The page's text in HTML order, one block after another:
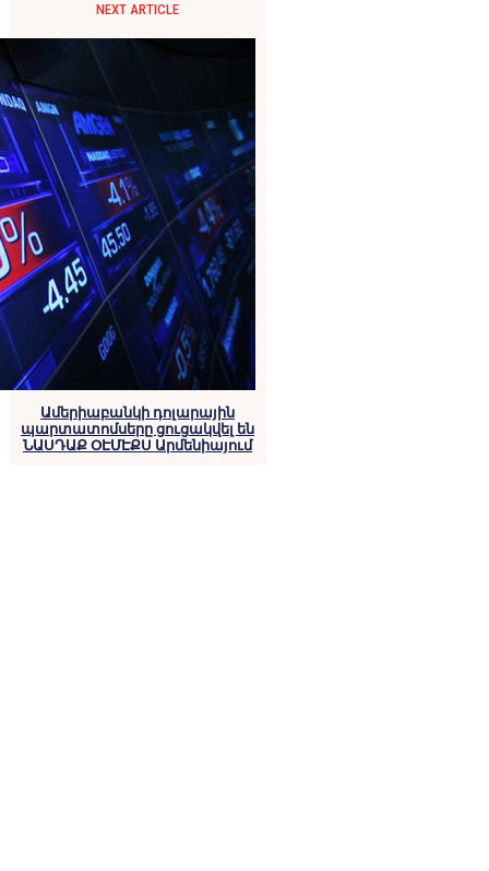
NEXT ARTICLE
Ամերիաբանկի դոլարային
պարտատոմսերը ցուցակվել են
ՆԱՍԴԱՔ ՕԷՄԷՔՍ Արմենիայում